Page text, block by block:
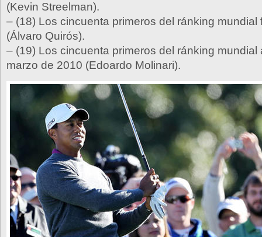
(Kevin Streelman).
– (18) Los cincuenta primeros del ránking mundial
(Álvaro Quirós).
– (19) Los cincuenta primeros del ránking mundial
marzo de 2010 (Edoardo Molinari).